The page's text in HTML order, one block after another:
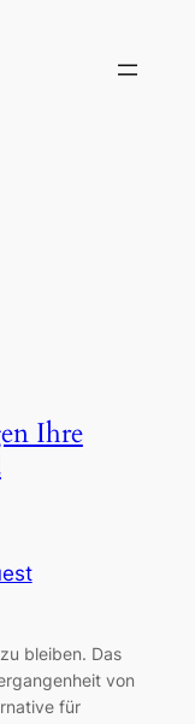
Ihre
bleiben. Das
von
für